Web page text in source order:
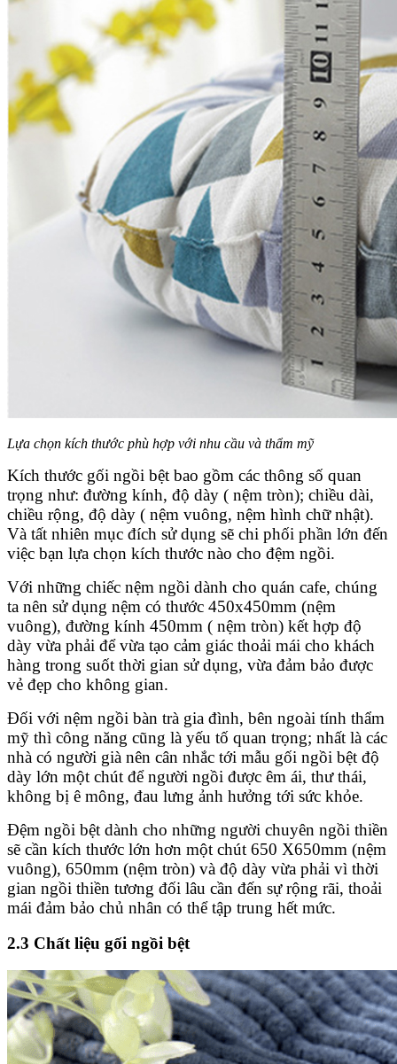
Lựa chọn kích thước phù hợp với nhu cầu và thẩm mỹ
Kích thước gối ngồi bệt bao gồm các thông số quan
trọng như: đường kính, độ dày ( nệm tròn); chiều dài,
chiều rộng, độ dày ( nệm vuông, nệm hình chữ nhật).
Và tất nhiên mục đích sử dụng sẽ chi phối phần lớn đến
việc bạn lựa chọn kích thước nào cho đệm ngồi.
Với những chiếc nệm ngồi dành cho quán cafe, chúng
ta nên sử dụng nệm có thước 450x450mm (nệm
vuông), đường kính 450mm ( nệm tròn) kết hợp độ
dày vừa phải để vừa tạo cảm giác thoải mái cho khách
hàng trong suốt thời gian sử dụng, vừa đảm bảo được
vẻ đẹp cho không gian.
Đối với nệm ngồi bàn trà gia đình, bên ngoài tính thẩm
mỹ thì công năng cũng là yếu tố quan trọng; nhất là các
nhà có người già nên cân nhắc tới mẫu gối ngồi bệt độ
dày lớn một chút để người ngồi được êm ái, thư thái,
không bị ê mông, đau lưng ảnh hưởng tới sức khỏe.
Đệm ngồi bệt dành cho những người chuyên ngồi thiền
sẽ cần kích thước lớn hơn một chút 650 X650mm (nệm
vuông), 650mm (nệm tròn) và độ dày vừa phải vì thời
gian ngồi thiền tương đối lâu cần đến sự rộng rãi, thoải
mái đảm bảo chủ nhân có thể tập trung hết mức.
2.3 Chất liệu gối ngồi bệt